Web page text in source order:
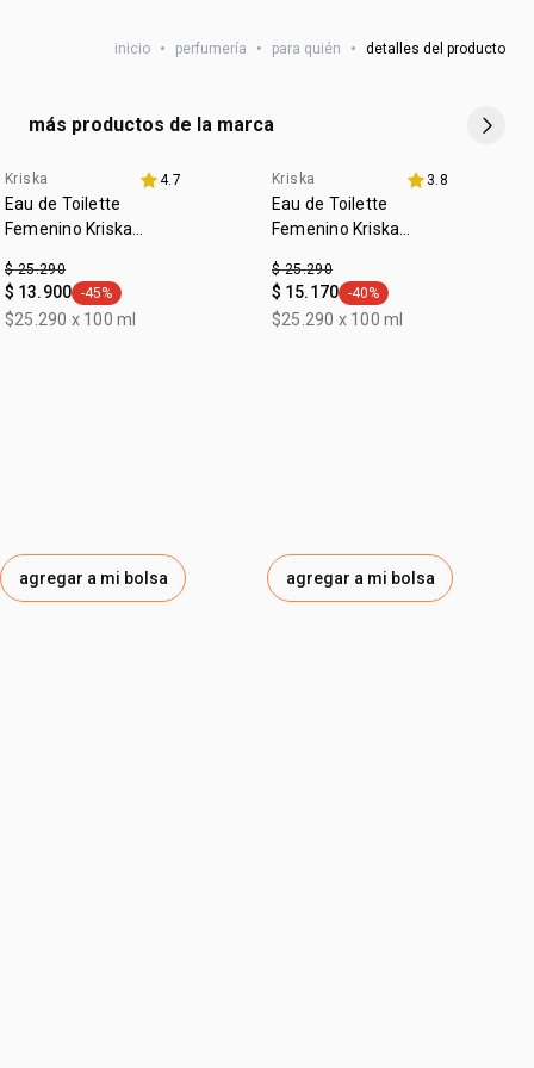
aplícala en zonas como las muñecas, el cuello y detrás de
inicio • perfumería • para quién • detalles del producto
más productos de la marca
Kriska 4.7
Eau de Toilette
Femenino Kriska
$ 25.290
$ 13.900 general.tag -45%
-45%
$25.290 x 100 ml
agregar a mi bolsa
Kriska 3.8
Eau de Toilette
Femenino Kriska
$ 25.290
$ 15.170 general.tag -40%
-40%
$25.290 x 100 ml
agregar a mi bolsa